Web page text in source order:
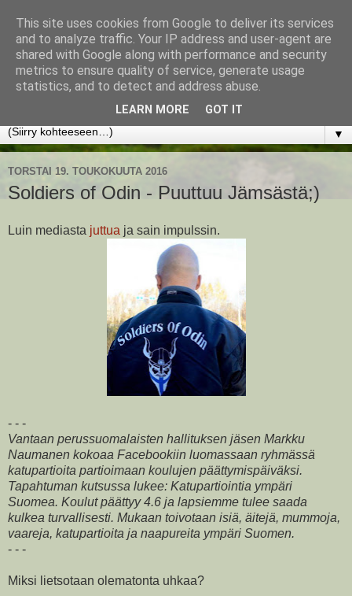
www.jyrkikokko.fi
Uusi Suunta - Jokainen hetki tarjoaa tilaisuuden muuttaa
▼
TORSTAI 19. TOUKOKUUTA 2016
Soldiers of Odin - Puuttuu Jämsästä;)
Luin mediasta juttua ja sain impulssin.
- - -
Vantaan perussuomalaisten hallituksen jäsen Markku
Naumanen kokoaa Facebookiin luomassaan ryhmässä
katupartioita partioimaan koulujen päättymispäiväksi.
Tapahtuman kutsussa lukee: Katupartiointia ympäri
Suomea. Koulut päättyy 4.6 ja lapsiemme tulee saada
kulkea turvallisesti. Mukaan toivotaan isiä, äitejä, mummoja,
vaareja, katupartioita ja naapureita ympäri Suomen.
- - -
Miksi lietsotaan olematonta uhkaa?
This site uses cookies from Google to deliver its services
and to analyze traffic. Your IP address and user-agent are
shared with Google along with performance and security
metrics to ensure quality of service, generate usage
statistics, and to detect and address abuse.
LEARN MORE GOT IT